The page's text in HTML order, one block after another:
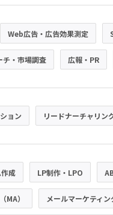
Web広告・広告効果測定
チ・市場調査 広報・PR
ョン リードナーチャリン
成 LP制作・LPO
MA） メールマーケティン